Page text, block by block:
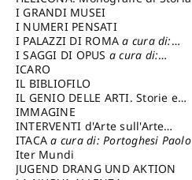
dell'Artea cura di: Gallo Marco
I GRANDI MUSEI
I NUMERI PENSATI
I PALAZZI DI ROMAa cura di:
Ippoliti Alessandro
I SAGGI DI OPUS a cura di:
Scalesse Tommaso
ICARO
IL BIBLIOFILO
IL GENIO DELLE ARTI. Storie e
interpretazione
IMMAGINE
INTERVENTI d'Arte sull'Arte
dedicata alla cultura della
conservazione d’arte
Fondazione Paola Droghetti onlus
ITACAa cura di: Portoghesi Paolo
Iter Mundi
JUGEND DRANG UND AKTION